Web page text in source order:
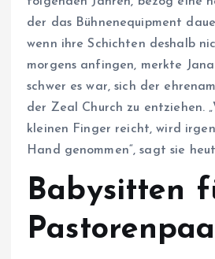
der das Bühnenequipment
wenn ihre Schichten deshalb
morgens anfingen, merkte
schwer es war, sich der
der Zeal Church zu entziehen.
kleinen Finger reicht, wird
Hand genommen“, sagt sie
Babysitten